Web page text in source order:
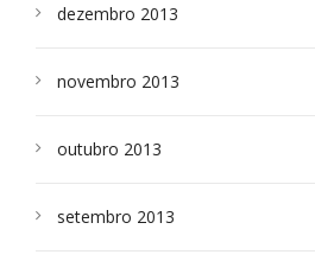
dezembro 2013
novembro 2013
outubro 2013
setembro 2013